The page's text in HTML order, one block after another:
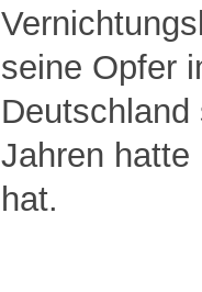
seine Opfer
Jahren hatte
hat.